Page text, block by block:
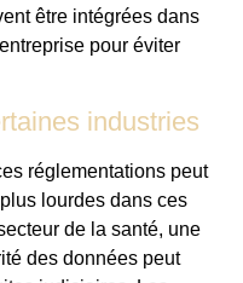
être intégrées dans
pour éviter
industries
réglementations peut
lourdes dans ces
de la santé, une
des données peut